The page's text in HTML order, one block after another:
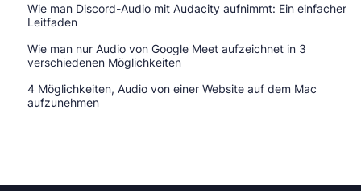
Wie man Discord-Audio mit Audacity aufnimmt: Ein einfacher
Leitfaden
Wie man nur Audio von Google Meet aufzeichnet in 3
verschiedenen Möglichkeiten
4 Möglichkeiten, Audio von einer Website auf dem Mac
aufzunehmen